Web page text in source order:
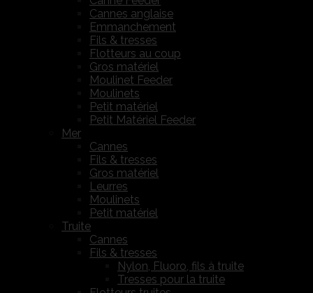
Cannes anglaise
Emmanchement
Fils & tresses
Flotteurs au coup
Gros matériel
Moulinet Feeder
Moulinets
Petit matériel
Petit Matériel Feeder
Mer
Cannes
Fils & tresses
Gros matériel
Leurres
Moulinets
Petit matériel
Truite
Cannes
Fils & tresses
Nylon, Fluoro, fils à truite
Tresses pour la truite